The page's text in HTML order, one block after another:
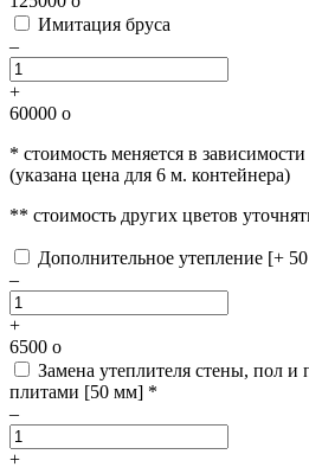
Имитация бруса
–
+
60000 o
* стоимость меняется в
(указана цена для 6 м. контейнера)
** стоимость других цветов
Дополнительное утепление [+
–
+
6500 o
Замена утеплителя стены, пол и
плитами [50 мм] *
–
+